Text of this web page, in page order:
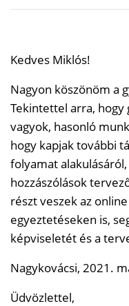
Kedves Miklós!
Nagyon köszönöm a
Tekintettel arra,
vagyok, hasonló
hogy kapjak további
folyamat
hozzászólások
részt veszek az
egyeztetéseken is,
képviseletét és a
Nagykovácsi, 2021.
Üdvözlettel,